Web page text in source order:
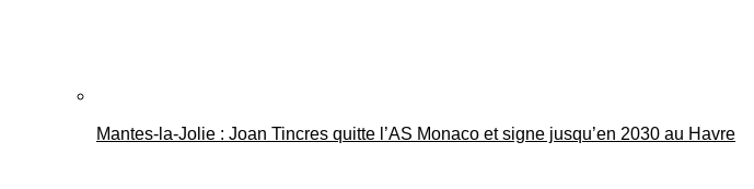
Mantes-la-Jolie : Joan Tincres quitte l’AS Monaco et signe jusqu’en 2030 au Havre